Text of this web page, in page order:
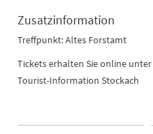
Zusatzinformation
Treffpunkt: Altes Forstamt
Tickets erhalten Sie online unter
Tourist-Information Stockach